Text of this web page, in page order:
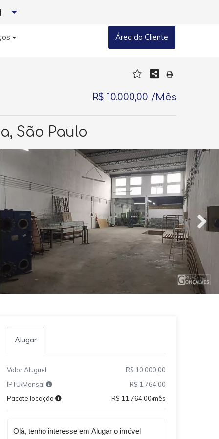
Área do Cliente
R$ 10.000,00 /Mês
São Paulo
Alugar
Valor Aluguel
R$ 10.000,00
IPTU/Mensal
R$ 1.764,00
Pacote locação
R$ 11.764,00/mês